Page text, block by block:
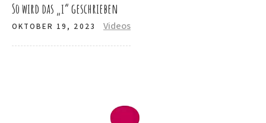
So wird das „i“ geschrieben
OKTOBER 19, 2023 Videos